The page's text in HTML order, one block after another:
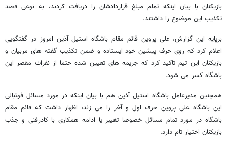
بازیکنان با بیان اینکه تمام مبلغ قراردادشان را دریافت کردند، به نوعی قصد
تکذیب این موضوع را داشتند.
برپایه این گزارش، علی پروین قائم مقام باشگاه استیل آذین امروز در گفتگویی
اعلام کرد که روی حرف پیشین خود ایستاده و ضمن تکذیب گفته های مربیان و
بازیکنان این تیم تاکید کرد که جریمه های تعیین شده حتما از نفرات مقصر این
باشگاه کسر می شود.
همچنین مدیرعامل باشگاه استیل آذین هم با بیان اینکه در مورد مسائل فوتبالی
این باشگاه علی پروین حرف اول و آخر را می زند، اظهار داشت که قائم مقام
باشگاه در مورد تمام مسائل خصوصا تغییر یا ادامه همکاری با کادرفنی و جذب
بازیکنان اختیار تام دارد.